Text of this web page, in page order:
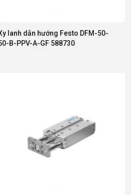
lanh dẫn hướng Festo DFM-50-
B-PPV-A-GF 588730